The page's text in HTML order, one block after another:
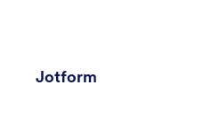
Jotform